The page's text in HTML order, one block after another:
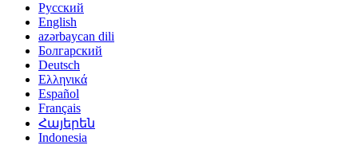
Русский
English
azərbaycan dili
Болгарский
Deutsch
Ελληνικά
Español
Français
Հայերեն
Indonesia